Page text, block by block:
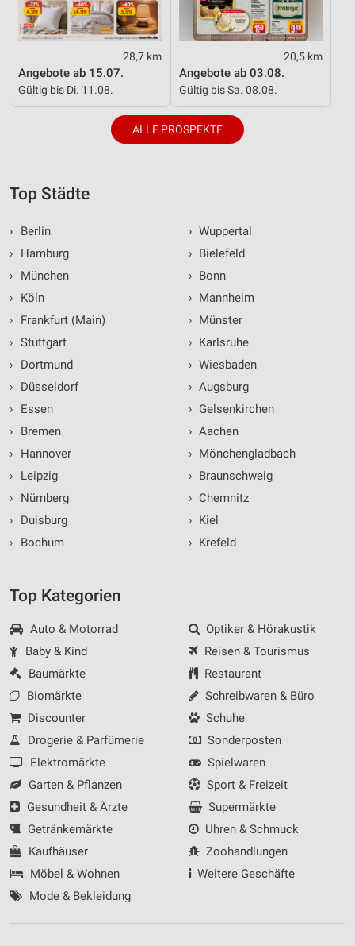
28,7 km
Angebote ab 15.07.
Gültig bis Di. 11.08.
20,5 km
Angebote ab 03.08.
Gültig bis Sa. 08.08.
ALLE PROSPEKTE
Top Städte
›
Berlin
›
Hamburg
›
München
›
Köln
›
Frankfurt (Main)
› Stuttgart
›
Dortmund
›
Düsseldorf
›
Essen
›
Bremen
›
Hannover
›
Leipzig
›
Nürnberg
›
Duisburg
›
Bochum
› Wuppertal
› Bielefeld
› Bonn
› Mannheim
› Münster
› Karlsruhe
› Wiesbaden
› Augsburg
› Gelsenkirchen
› Aachen
› Mönchengladbach
› Braunschweig
› Chemnitz
› Kiel
› Krefeld
Top Kategorien
Auto & Motorrad
Baby & Kind
Baumärkte
Biomärkte
Discounter
Drogerie & Parfümerie
Elektromärkte
Garten & Pflanzen
Gesundheit & Ärzte
Getränkemärkte
Kaufhäuser
Möbel & Wohnen
Mode & Bekleidung
Optiker & Hörakustik
Reisen & Tourismus
Restaurant
Schreibwaren & Büro
Schuhe
Sonderposten
Spielwaren
Sport & Freizeit
Supermärkte
Uhren & Schmuck
Zoohandlungen
Weitere Geschäfte